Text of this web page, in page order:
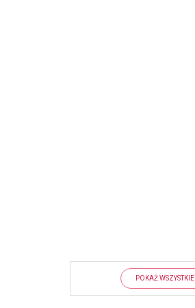
POKAŻ WSZYSTKIE